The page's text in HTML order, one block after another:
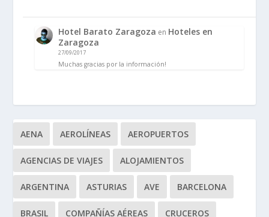
Hotel Barato Zaragoza en Hoteles en
Zaragoza
27/09/2017
Muchas gracias por la información!
AENA AEROLÍNEAS AEROPUERTOS
AGENCIAS DE VIAJES ALOJAMIENTOS
ARGENTINA ASTURIAS AVE BARCELONA
BRASIL COMPAÑÍAS AÉREAS CRUCEROS